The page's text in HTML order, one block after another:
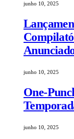
junho 10, 2025
junho 10, 2025
One-
junho 10, 2025